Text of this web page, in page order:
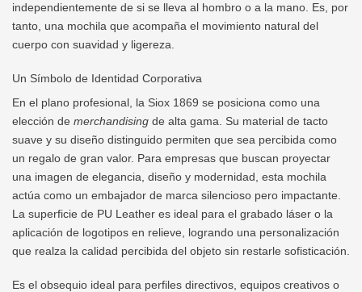
independientemente de si se lleva al hombro o a la mano. Es, por
tanto, una mochila que acompaña el movimiento natural del
cuerpo con suavidad y ligereza.
Un Símbolo de Identidad Corporativa
En el plano profesional, la Siox 1869 se posiciona como una
elección de merchandising de alta gama. Su material de tacto
suave y su diseño distinguido permiten que sea percibida como
un regalo de gran valor. Para empresas que buscan proyectar
una imagen de elegancia, diseño y modernidad, esta mochila
actúa como un embajador de marca silencioso pero impactante.
La superficie de PU Leather es ideal para el grabado láser o la
aplicación de logotipos en relieve, logrando una personalización
que realza la calidad percibida del objeto sin restarle sofisticación.
Es el obsequio ideal para perfiles directivos, equipos creativos o